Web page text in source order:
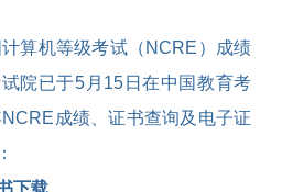
算机等级考试（ NCRE ）成绩
院已于5月 15 日在中国教育考
NCRE 成绩、证书查询及电子证
下载